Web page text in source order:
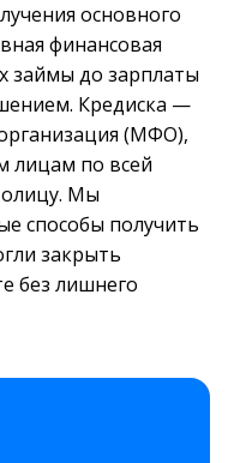
основного
финансовая
займы до зарплаты
Кредиска —
(МФО),
лицам по всей
Мы
способы получить
закрыть
без лишнего